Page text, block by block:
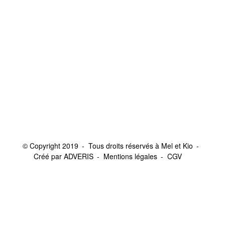
© Copyright 2019
Tous droits réservés à Mel et Kio
Créé par ADVERIS
Mentions légales CGV